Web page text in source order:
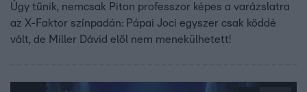
Úgy tűnik, nemcsak Piton professzor képes a varázslatra
az X-Faktor színpadán: Pápai Joci egyszer csak köddé
vált, de Miller Dávid elől nem menekülhetett!